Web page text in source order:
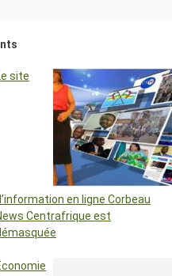
site
en ligne Corbeau
Centrafrique est